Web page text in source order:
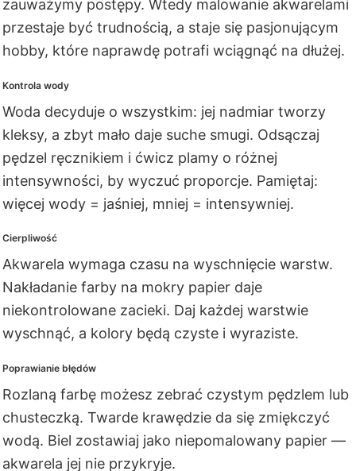
zauważymy postępy. Wtedy malowanie akwarelami
przestaje być trudnością, a staje się pasjonującym
hobby, które naprawdę potrafi wciągnąć na dłużej.
Kontrola wody
Woda decyduje o wszystkim: jej nadmiar tworzy
kleksy, a zbyt mało daje suche smugi. Odsączaj
pędzel ręcznikiem i ćwicz plamy o różnej
intensywności, by wyczuć proporcje. Pamiętaj:
więcej wody = jaśniej, mniej = intensywniej.
Cierpliwość
Akwarela wymaga czasu na wyschnięcie warstw.
Nakładanie farby na mokry papier daje
niekontrolowane zacieki. Daj każdej warstwie
wyschnąć, a kolory będą czyste i wyraziste.
Poprawianie błędów
Rozlaną farbę możesz zebrać czystym pędzlem lub
chusteczką. Twarde krawędzie da się zmiękczyć
wodą. Biel zostawiaj jako niepomalowany papier —
akwarela jej nie przykryje.